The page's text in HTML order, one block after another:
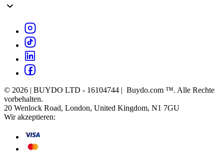
© 2026 | BUYDO LTD - 16104744 | Buydo.com ™. Alle Rechte
vorbehalten.
20 Wenlock Road, London, United Kingdom, N1 7GU
Wir akzeptieren: